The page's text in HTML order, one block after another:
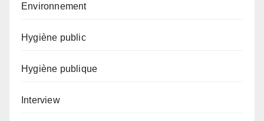
Environnement
Hygiène public
Hygiène publique
Interview